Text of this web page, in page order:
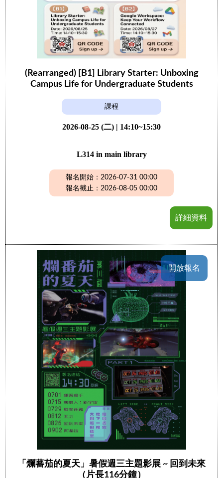
(Rearranged) [B1] Library Starter: Unboxing
Campus Life for Undergraduate Students
課程
2026-08-25 (二) | 14:10~15:30
L314 in main library
報名開始：2026-07-31 00:00
報名截止：2026-08-05 00:00
詳細資料
開放報名
「爛蕃茄的夏天」暑假週三主題影展 ~ 回到未來
（片長116分鐘）